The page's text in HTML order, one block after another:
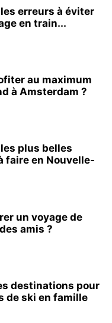
erreurs à éviter
en train...
au maximum
à Amsterdam ?
plus belles
faire en Nouvelle-
un voyage de
amis ?
destinations pour
de ski en famille